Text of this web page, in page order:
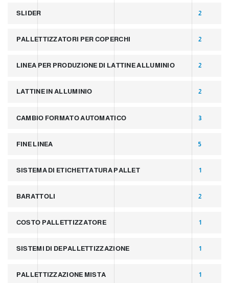
SLIDER 2
PALLETTIZZATORI PER COPERCHI 2
LINEA PER PRODUZIONE DI LATTINE ALLUMINIO 2
LATTINE IN ALLUMINIO 2
CAMBIO FORMATO AUTOMATICO 3
FINE LINEA 5
SISTEMA DI ETICHETTATURA PALLET 1
BARATTOLI 2
COSTO PALLETTIZZATORE 1
SISTEMI DI DEPALLETTIZZAZIONE 1
PALLETTIZZAZIONE MISTA 1